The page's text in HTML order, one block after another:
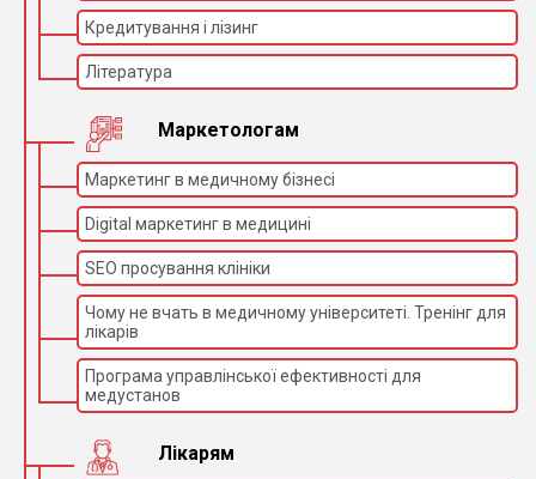
Кредитування і лізинг
Література
Маркетологам
Маркетинг в медичному бізнесі
Digital маркетинг в медицині
SEO просування клініки
Чому не вчать в медичному університеті. Тренінг для
лікарів
Програма управлінської ефективності для
медустанов
Лікарям